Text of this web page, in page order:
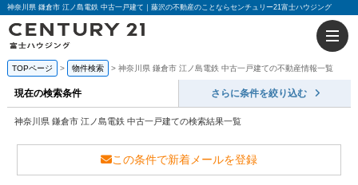
神奈川県 鎌倉市 江ノ島電鉄 中古一戸建て｜藤沢の不動産のことならセンチュリー21富士ハウジング
TOPページ 物件検索 神奈川県 鎌倉市 江ノ島電鉄 中古一戸建ての不動産情報一覧
現在の検索条件 さらに条件を絞り込む
神奈川県 鎌倉市 江ノ島電鉄 中古一戸建ての検索結果一覧
この条件で新着メールを登録